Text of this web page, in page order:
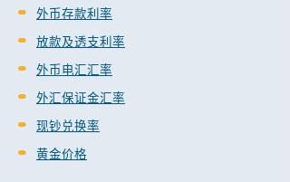
外币存款利率
放款及透支利率
外币电汇汇率
外汇保证金汇率
现钞兑换率
黄金价格